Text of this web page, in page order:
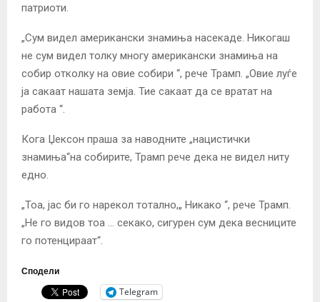
патриоти.
„Сум видел американски знамиња насекаде. Никогаш
не сум видел толку многу американски знамиња на
собир отколку на овие собири “, рече Трамп. „Овие луѓе
ја сакаат нашата земја. Тие сакаат да се вратат на
работа “.
Кога Џексон праша за наводните „нацистички
знамиња“на собирите, Трамп рече дека не видел ниту
едно.
„Тоа, јас би го нарекол тотално,„ Никако “, рече Трамп.
„Не го видов тоа … секако, сигурен сум дека весниците
го потенцираат“.
Сподели
Telegram